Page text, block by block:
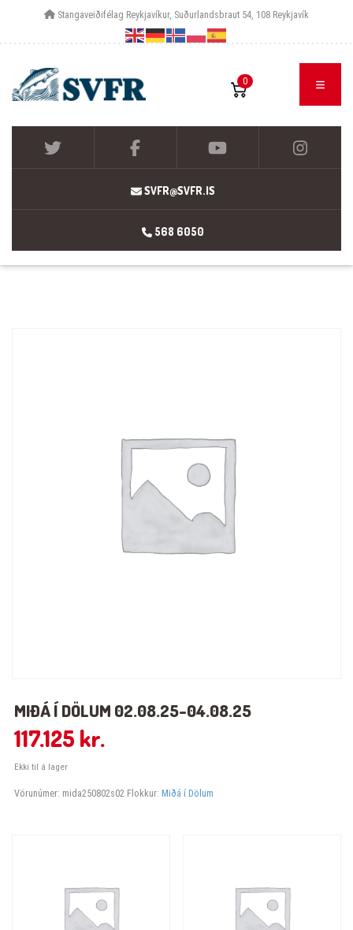
Stangaveiðifélag Reykjavíkur, Suðurlandsbraut 54, 108 Reykjavík
0
SVFR@SVFR.IS
568 6050
MIÐÁ Í DÖLUM 02.08.25-04.08.25
117.125 kr.
Ekki til á lager
Vörunúmer: mida250802s02 Flokkur: Miðá í Dölum